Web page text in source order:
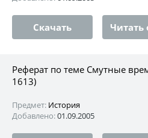
Скачать Читать
Реферат по теме Смутные
1613)
Предмет: История
Добавлено:01.09.2005